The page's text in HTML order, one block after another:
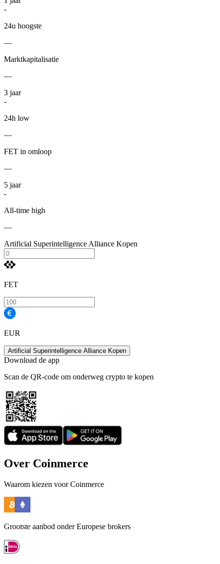
-
24u hoogste
—
Marktkapitalisatie
—
3 jaar
-
24h low
—
FET in omloop
—
5 jaar
-
All-time high
—
Artificial Superintelligence Alliance Kopen
FET
EUR
Artificial Superintelligence Alliance Kopen
Download de app
Scan de QR-code om onderweg crypto te kopen
Over Coinmerce
Waarom kiezen voor Coinmerce
Grootste aanbod onder Europese brokers